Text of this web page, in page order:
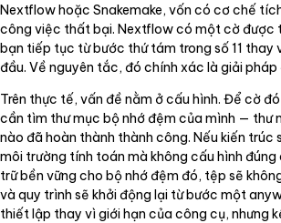
Nextflow hoặc Snakemake, vốn có cơ chế
công việc thất bại. Nextflow có một cờ được
bạn tiếp tục từ bước thứ tám trong số 11 thay
đầu. Về nguyên tắc, đó chính xác là giải pháp
Trên thực tế, vấn đề nằm ở cấu hình. Để cờ
cần tìm thư mục bộ nhớ đệm của mình — thư
nào đã hoàn thành thành công. Nếu kiến trúc
môi trường tính toán mà không cấu hình đúng
trữ bền vững cho bộ nhớ đệm đó, tệp sẽ
và quy trình sẽ khởi động lại từ bước một
thiết lập thay vì giới hạn của công cụ, nhưng